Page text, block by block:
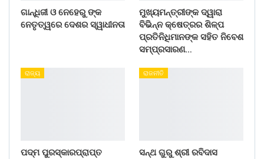
ଗାନ୍ଧିଜୀ ଓ ନେହେରୁ ଙ୍କ
ନେତୃତ୍ୱରେ ଦେଶର ସ୍ୱାଧୀନତା
ମୁଖ୍ୟମନ୍ତ୍ରୀଙ୍କ ଦ୍ୱାରା
ବିଭିନ୍ନ କ୍ଷେତ୍ରର ଶିଳ୍ପ
ପ୍ରତିନିଧିମାନଙ୍କ ସହିତ ନିବେଶ
ସମ୍ପ୍ରସାରଣ…
ରାଜ୍ୟ
ପଦ୍ମ ପୁରସ୍କାରପ୍ରାପ୍ତ
ରାଜନୀତି
ସନ୍ଥ ଗୁରୁ ଶ୍ରୀ ରବିଦାସ